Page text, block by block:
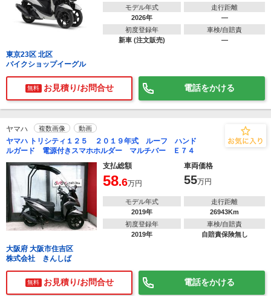
モデル年式
2026年
走行距離
―
初度登録年
新車 (注文販売)
車検/自賠責
―
東京23区 北区
バイクショップイーグル
無料 お見積り/お問合せ 電話をかける
ヤマハ 複数画像 動画
ヤマハ トリシティ１２５ ２０１９年式 ルーフ ハンド
ルガード 電源付きスマホホルダー マルチバー Ｅ７４
支払総額
車両価格
58.6万円 55万円
モデル年式
2019年
走行距離
26943Km
初度登録年
2019年
車検/自賠責
自賠責保険無し
大阪府 大阪市住吉区
株式会社 きんしば
無料 お見積り/お問合せ 電話をかける